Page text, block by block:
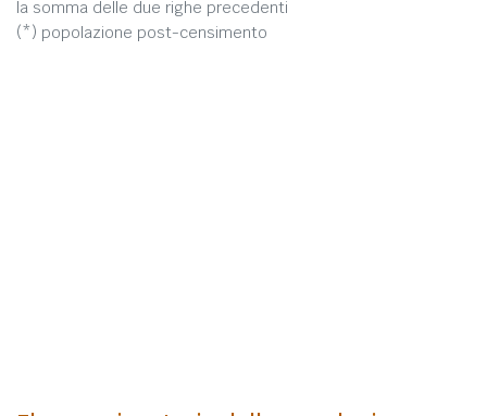
la somma delle due righe precedenti
(*) popolazione post-censimento